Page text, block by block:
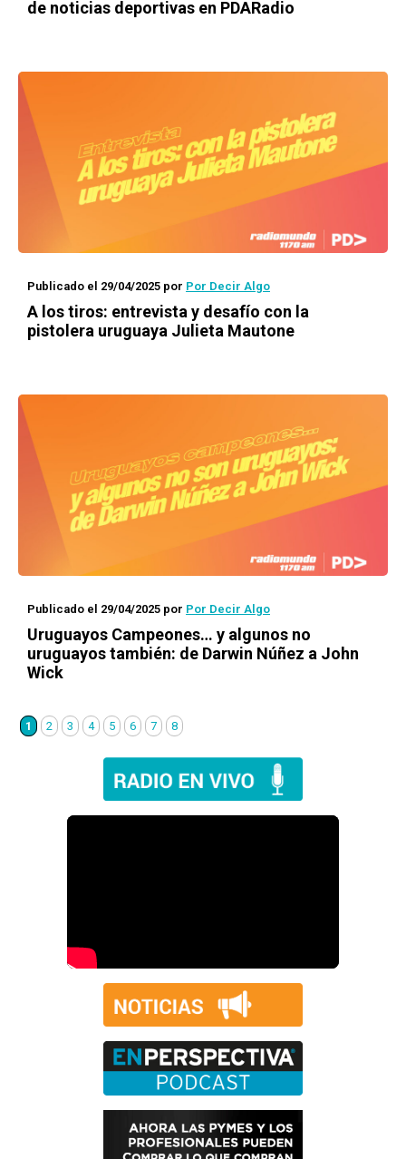
de noticias deportivas en PDARadio
Publicado el 29/04/2025 por Por Decir Algo
A los tiros: entrevista y desafío con la
pistolera uruguaya Julieta Mautone
Publicado el 29/04/2025 por Por Decir Algo
Uruguayos Campeones… y algunos no
uruguayos también: de Darwin Núñez a John
Wick
1 2 3 4 5 6 7 8